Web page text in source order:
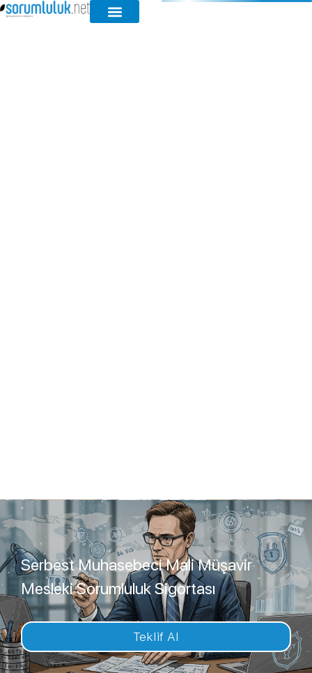
Serbest Muhasebeci Mali Müşavir
Mesleki Sorumluluk Sigortası
Teklif Al